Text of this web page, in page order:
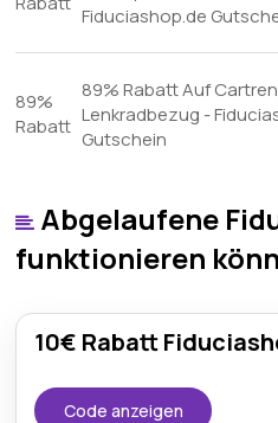
Fiduciashop.de
89%
Rabatt
89% Rabatt Auf
Lenkradbezug -
Gutschein
Abgelaufene
funktionieren
10€ Rabatt
Code anzeigen